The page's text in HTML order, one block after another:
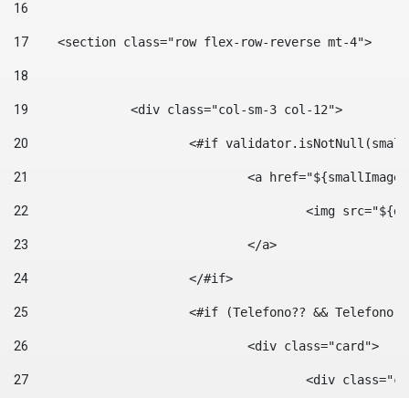
16
17
    <section class="row flex-row-reverse mt-4">
18
19
		<div class="col-sm-3 col-12">
20
<#if
21
<a
22
<img
23
				</a>
24
25
<#if (Telefono?? &&
26
				<div class="card">
27
<div